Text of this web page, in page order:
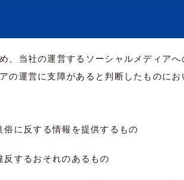
、当社の運営するソーシャルメディア
の運営に支障があると判断したものに
に反する情報を提供するもの
するおそれのあるもの